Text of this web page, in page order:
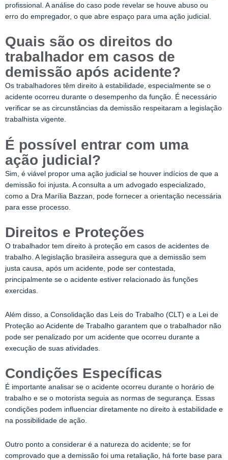
profissional. A análise do caso pode revelar se houve abuso ou
erro do empregador, o que abre espaço para uma ação judicial.
Quais são os direitos do
trabalhador em casos de
demissão após acidente?
Os trabalhadores têm direito à estabilidade, especialmente se o
acidente ocorreu durante o desempenho da função. É necessário
verificar se as circunstâncias da demissão respeitaram a legislação
trabalhista vigente.
É possível entrar com uma
ação judicial?
Sim, é viável propor uma ação judicial se houver indícios de que a
demissão foi injusta. A consulta a um advogado especializado,
como a Dra Marília Bazzan, pode fornecer a orientação necessária
para esse processo.
Direitos e Proteções
O trabalhador tem direito à proteção em casos de acidentes de
trabalho. A legislação brasileira assegura que a demissão sem
justa causa, após um acidente, pode ser contestada,
principalmente se o acidente estiver relacionado às funções
exercidas.
Além disso, a Consolidação das Leis do Trabalho (CLT) e a Lei de
Proteção ao Acidente de Trabalho garantem que o trabalhador não
pode ser penalizado por um acidente que ocorreu durante a
execução de suas atividades.
Condições Específicas
É importante analisar se o acidente ocorreu durante o horário de
trabalho e se o motorista seguia as normas de segurança. Essas
condições podem influenciar diretamente no direito à estabilidade e
na possibilidade de ação.
Outro ponto a considerar é a natureza do acidente; se for
comprovado que a demissão foi uma retaliação, há forte base para